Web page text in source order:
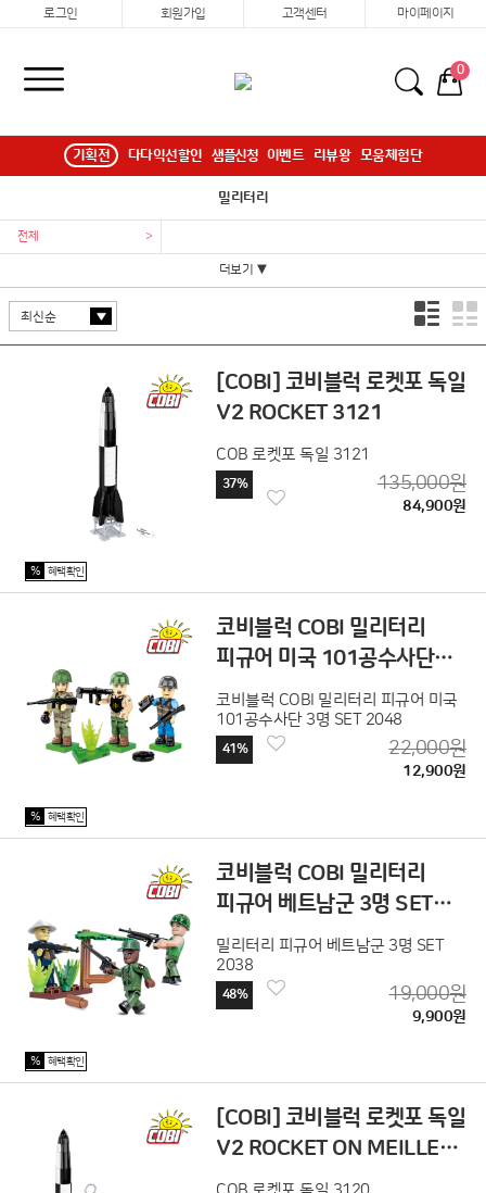
로그인 회원가입 고객센터 마이페이지
0
기획전 다다익선할인 샘플신청 이벤트 리뷰왕 모움체험단
밀리터리
전체 >
더보기 ▼
[COBI] 코비블럭 로켓포 독일
V2 ROCKET 3121
COB 로켓포 독일 3121
37% 135,000원
84,900원
% 혜택확인
코비블럭 COBI 밀리터리
피규어 미국 101공수사단
3명 SET 2048
코비블럭 COBI 밀리터리 피규어 미국
101공수사단 3명 SET 2048
41% 22,000원
12,900원
% 혜택확인
코비블럭 COBI 밀리터리
피규어 베트남군 3명 SET
2038
밀리터리 피규어 베트남군 3명 SET
2038
48% 19,000원
9,900원
% 혜택확인
[COBI] 코비블럭 로켓포 독일
V2 ROCKET ON MEILLER
3120